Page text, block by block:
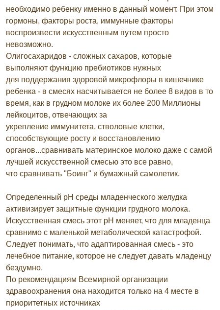
необходимо ребенку именно в данный момент. При этом
гормоны, факторы роста, иммунные факторы
воспроизвести искусственным путем просто
невозможно.
Олигосахаридов - сложных сахаров, которые
выполняют функцию пребиотиков нужных
для поддержания здоровой микрофлоры в кишечнике
ребенка - в смесях насчитывается не более 8 видов в то
время, как в грудном молоке их более 200 Миллионы
лейкоцитов, отвечающих за
укрепление иммунитета, стволовые клетки,
способствующие росту и восстановлению
органов...сравнивать материнское молоко даже с самой
лучшей искусственной смесью это все равно,
что сравнивать "Боинг" и бумажный самолетик.
Определенный pH среды младенческого желудка
активизирует защитные функции грудного молока.
Искусственная смесь этот pH меняет, что для младенца
сравнимо с маленькой метаболической катастрофой.
Следует понимать, что адаптированная смесь - это
лечебное питание, которое не следует давать младенцу
бездумно.
По рекомендациям Всемирной организации
здравоохранения она находится только на 4 месте в
приоритетных источниках